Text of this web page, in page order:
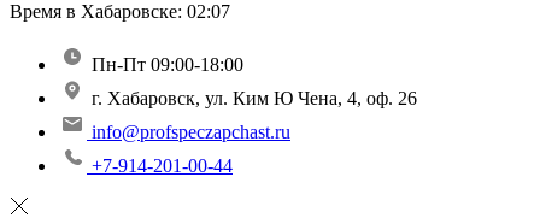
Время в Хабаровске: 02:07
Пн-Пт 09:00-18:00
г. Хабаровск, ул. Ким Ю Чена, 4, оф. 26
info@profspeczapchast.ru
+7-914-201-00-44